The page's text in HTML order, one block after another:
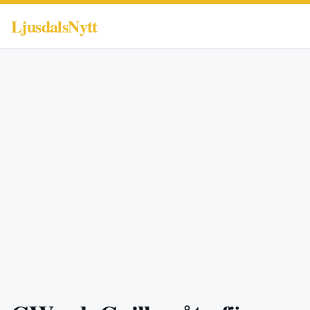
LjusdalsNytt